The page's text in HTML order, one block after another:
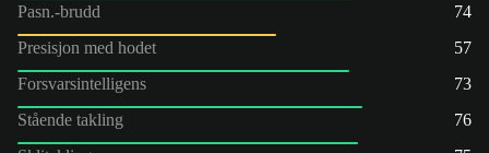
Pasn.-brudd
74
Presisjon med hodet
57
Forsvarsintelligens
73
Stående takling
76